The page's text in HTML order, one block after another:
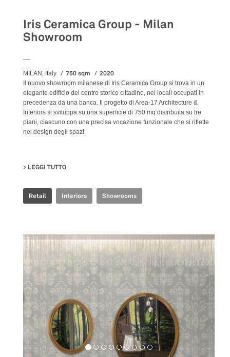
Iris Ceramica Group - Milan
Showroom
MILAN, Italy 750 sqm 2020
Il nuovo showroom milanese di Iris Ceramica Group si trova in un
elegante edificio del centro storico cittadino, nei locali occupati in
precedenza da una banca. Il progetto di Area-17 Architecture &
Interiors si sviluppa su una superficie di 750 mq distribuita su tre
piani, ciascuno con una precisa vocazione funzionale che si riflette
nel design degli spazi.
LEGGI TUTTO
Retail Interiors Showrooms